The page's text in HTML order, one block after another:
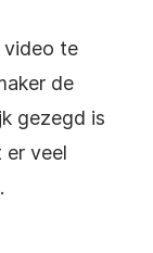
video te
de
gezegd is
er veel